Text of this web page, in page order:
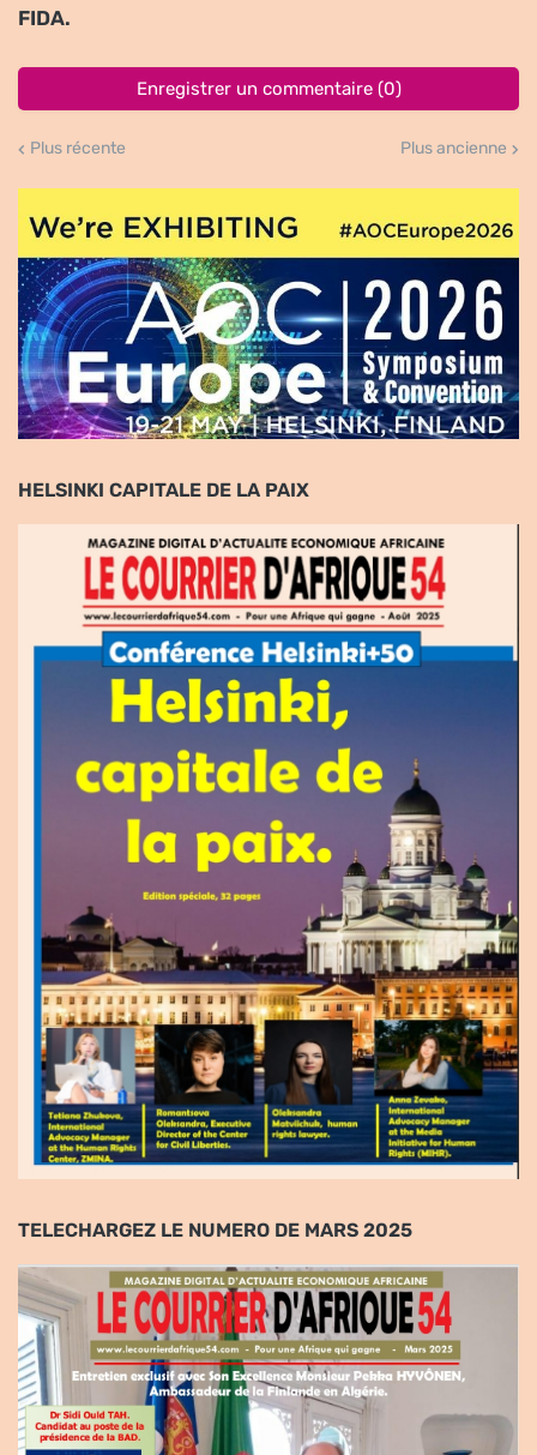
FIDA.
Enregistrer un commentaire (0)
Plus récente Plus ancienne
HELSINKI CAPITALE DE LA PAIX
TELECHARGEZ LE NUMERO DE MARS 2025